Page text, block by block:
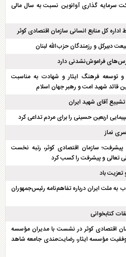
سرمایه گذاری آوانوین نسبت به سال مالی
کل منابع انسانی سازمان اقتصادی کوثر
دبیرکل و رزمندگان حزب‌الله لبنان
فراموش‌نشدنی دارد
و توسعه فرهنگ ایثار و شهادت به مناسبت
قائد شهید امت و رهبر جهان اسلام
آقای شهید ایران
اربعین حسینی را برای مردم تداعی کرد
نماز
پیشرفت؛ سازمان اقتصادی کوثر، رتبه نخست
تعالی و پیشرفت را کسب کرد
باد
به ملت ایران درباره تفاهم‌نامه رئیس‌جمهوران
کتابخوانی
اقتصادی کوثر در نشست با مدیران مؤسسه
مؤسسه ایثار، رضایت‌مندی جامعه شاهد